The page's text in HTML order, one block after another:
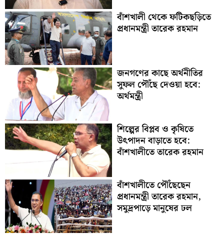
বাঁশখালী থেকে ফটিকছড়িতে
প্রধানমন্ত্রী তারেক রহমান
জনগণের কাছে অর্থনীতির
সুফল পৌঁছে দেওয়া হবে:
অর্থমন্ত্রী
শিল্পের বিপ্লব ও কৃষিতে
উৎপাদন বাড়াতে হবে:
বাঁশখালীতে তারেক রহমান
বাঁশখালীতে পৌঁছেছেন
প্রধানমন্ত্রী তারেক রহমান,
সমুদ্রপাড়ে মানুষের ঢল